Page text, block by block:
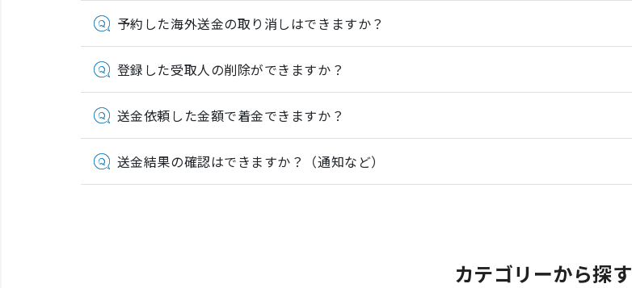
予約した海外送金の取り消しはできますか？
登録した受取人の削除ができますか？
送金依頼した金額で着金できますか？
送金結果の確認はできますか？（通知など）
カテゴリーから探す